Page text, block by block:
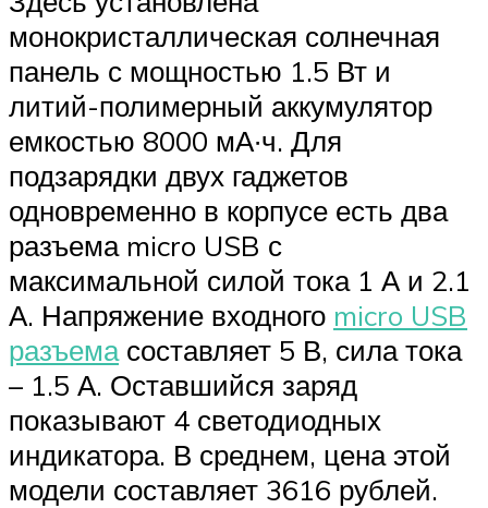
монокристаллическая солнечная
панель с мощностью 1.5 Вт и
литий-полимерный аккумулятор
емкостью 8000 мА∙ч. Для
подзарядки двух гаджетов
одновременно в корпусе есть два
разъема micro USB с
максимальной силой тока 1 А и 2.1
А. Напряжение входного micro USB
разъемасоставляет 5 В, сила тока
– 1.5 А. Оставшийся заряд
показывают 4 светодиодных
индикатора. В среднем, цена этой
модели составляет 3616 рублей.